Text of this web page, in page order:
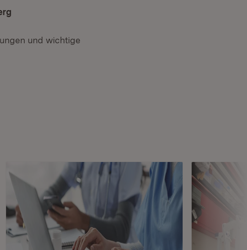
und wichtige